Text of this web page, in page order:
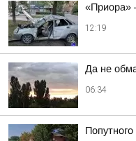
«Приора»
12:19
Да не
06:34